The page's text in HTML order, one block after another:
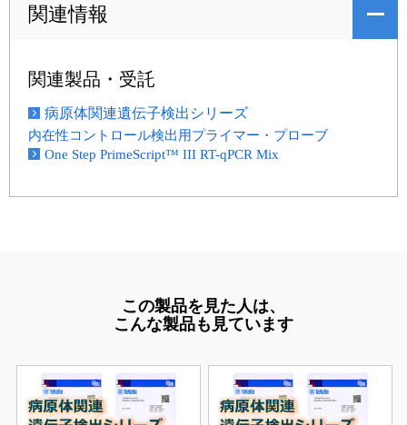
関連情報
関連製品・受託
病原体関連遺伝子検出シリーズ
内在性コントロール検出用プライマー・プローブ
One Step PrimeScript™ III RT-qPCR Mix
この製品を見た人は、
こんな製品も見ています